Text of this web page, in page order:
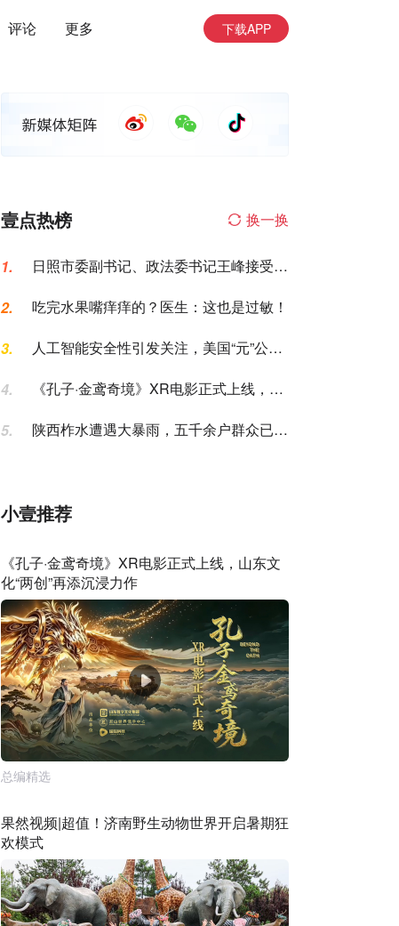
评论 更多 下载APP
壹点热榜 换一换
1.
日照市委副书记、政法委书记王峰接受纪
2.
吃完水果嘴痒痒的？医生：这也是过敏！
3.
人工智能安全性引发关注，美国“元”公司
4.
《孔子·金鸢奇境》XR电影正式上线，山
5.
陕西柞水遭遇大暴雨，五千余户群众已紧
小壹推荐
《孔子·金鸢奇境》XR电影正式上线，山东文
化“两创”再添沉浸力作
总编精选
果然视频|超值！济南野生动物世界开启暑期狂
欢模式